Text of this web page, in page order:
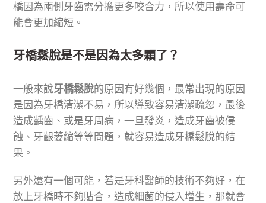
橋因為兩側牙齒需分擔更多咬合力，所以使用壽命可
能會更加縮短。
牙橋鬆脫是不是因為太多顆了？
一般來說牙橋鬆脫的原因有好幾個，最常出現的原因
是因為牙橋清潔不易，所以導致容易清潔疏忽，最後
造成齲齒、或是牙周病，一旦發炎，造成牙齒被侵
蝕、牙齦萎縮等等問題，就容易造成牙橋鬆脫的結
果。
另外還有一個可能，若是牙科醫師的技術不夠好，在
放上牙橋時不夠貼合，造成細菌的侵入增生，那就會